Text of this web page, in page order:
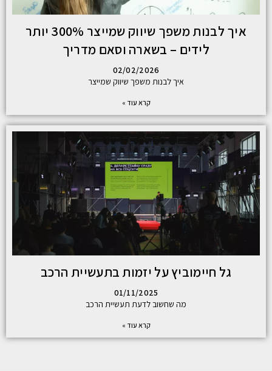
איך לבנות משפך שיווק שמייצר 300% יותר
לידים – בשארה וסאם מדריך
02/02/2026
איך לבנות משפך שיווק שמייצר
קרא עוד »
גל חיימוביץ על יזמות בתעשיית הרכב
01/11/2025
מה שחשוב לדעת תעשיית הרכב
קרא עוד »